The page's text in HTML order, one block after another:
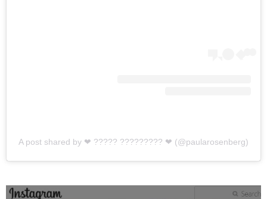
A post shared by ❤︎ ????? ????????? ❤︎ (@paularosenberg)